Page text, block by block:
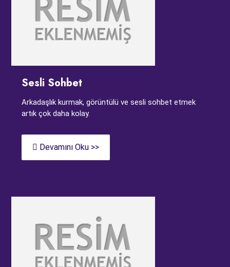
Sesli Sohbet
Arkadaşlık kurmak, görüntülü ve sesli sohbet etmek
artık çok daha kolay.
Devamını Oku >>